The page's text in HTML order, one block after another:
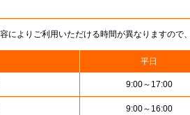
によりご利用いただける時間が異なりますので
平日
9:00～17:00
9:00～16:00